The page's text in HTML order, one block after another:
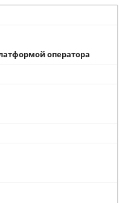
оператора